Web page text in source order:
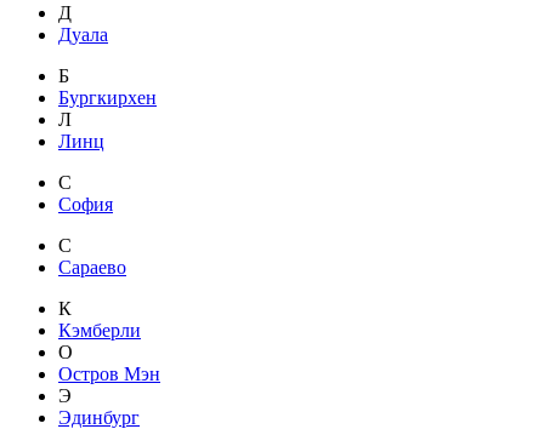
Д
Дуала
Б
Бургкирхен
Л
Линц
С
София
С
Сараево
К
Кэмберли
О
Остров Мэн
Э
Эдинбург